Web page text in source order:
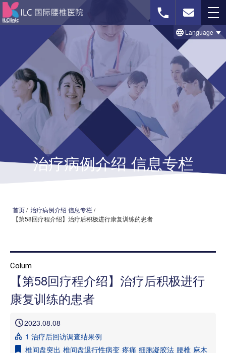
免费影像诊断 联系我们
治療のビフォー＆アフター事例
セルゲル法について
脊柱菅狭窄症の治療法
椎間板ヘルニアの治療法
首页
本院治疗介绍
本院治疗病 症一览
医院介绍
就诊指南
Language
治疗病例介绍 信息专栏
首页/ 治疗病例介绍 信息专栏/
【第58回疗程介绍】治疗后积极进行康复训练的患者
Colum
【第58回疗程介绍】治疗后积极进行
康复训练的患者
2023.08.08
1 治疗后回访调查结果例
椎间盘突出 椎间盘退行性病变 疼痛 细胞凝胶法 腰椎 麻木